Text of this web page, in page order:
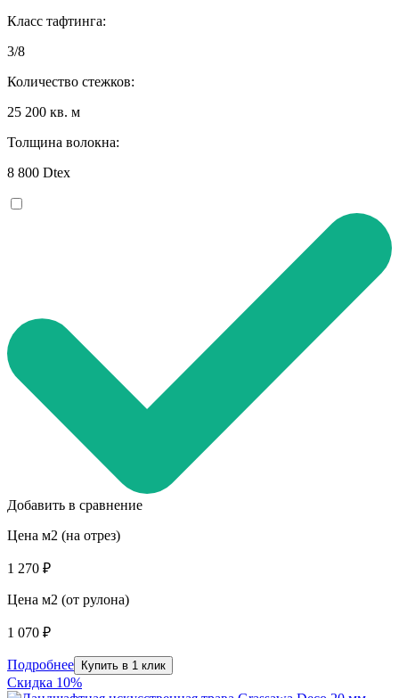
Класс тафтинга:
3/8
Количество стежков:
25 200 кв. м
Толщина волокна:
8 800 Dtex
Добавить в сравнение
Цена м2 (на отрез)
1 270 ₽
Цена м2 (от рулона)
1 070 ₽
Подробнее Купить в 1 клик
Скидка 10%